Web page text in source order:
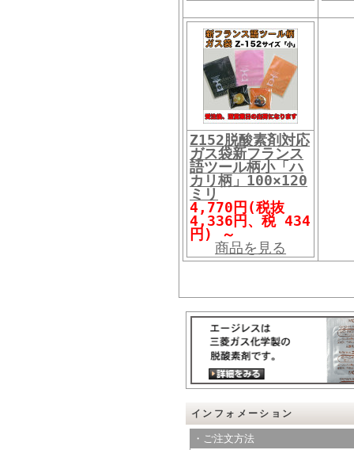
Z152脱酸素剤対応
ガス袋新フランス
語ツール柄小「ハ
カリ柄」100×120
ミリ
4,770円(税抜
4,336円、税 434
円)
～
商品を見る
インフォメーション
・ご注文方法